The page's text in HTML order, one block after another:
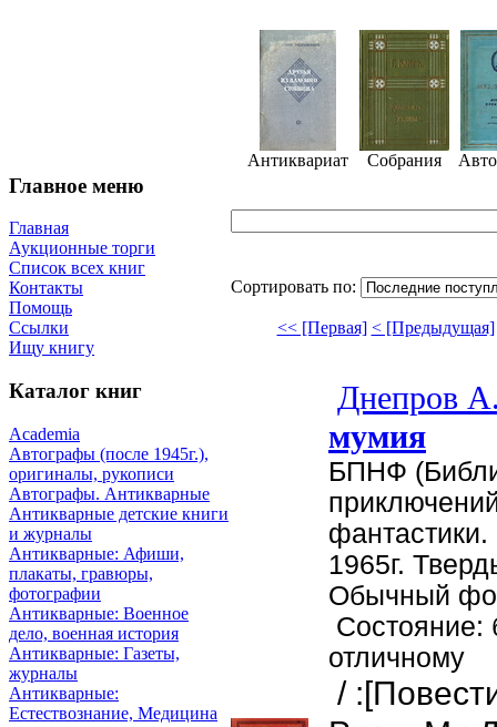
Главное меню
Главная
Аукционные торги
Список всех книг
Контакты
Помощь
Ссылки
Ищу книгу
Каталог книг
Academia
Автографы (после 1945г.),
оригиналы, рукописи
Автографы. Антикварные
Антикварные детские книги
и журналы
Антикварные: Афиши,
плакаты, гравюры,
фотографии
Антикварные: Военное
дело, военная история
Антикварные: Газеты,
журналы
Антикварные:
Естествознание, Медицина
Антиквариат Собрания
Сортировать по:
<< [Первая] < [Предыдущая]
Днепров
мумия
БПНФ
1965г.
Обычный
Состояние:
отличному
/